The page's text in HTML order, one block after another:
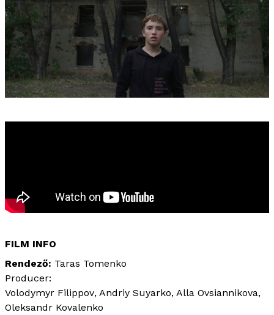
FILM INFO
Rendező
Taras Tomenko
Producer:
Volodymyr Filippov Andriy Suyarko Alla Ovsiannikova
Oleksandr Kovalenko